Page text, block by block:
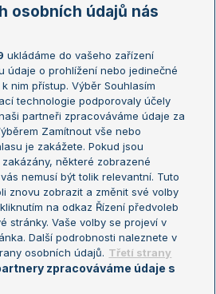
Australian Open
French Open
Wimbledon
US Open
Turnaj mistrů
Turnaj mistryň
osobních údajů nás
ukládáme do vašeho zařízení
údaje o prohlížení nebo jedinečné
nim přístup. Výběr Souhlasím
technologie podporovaly účely
partneři zpracováváme údaje za
Zamítnout vše nebo
je zakážete. Pokud jsou
některé zobrazené
nemusí být tolik relevantní. Tuto
znovu zobrazit a změnit své volby
na odkaz Řízení předvoleb
stránky. Vaše volby se projeví v
Další podrobnosti naleznete v
osobních údajů. Třetí strany
zpracováváme údaje s